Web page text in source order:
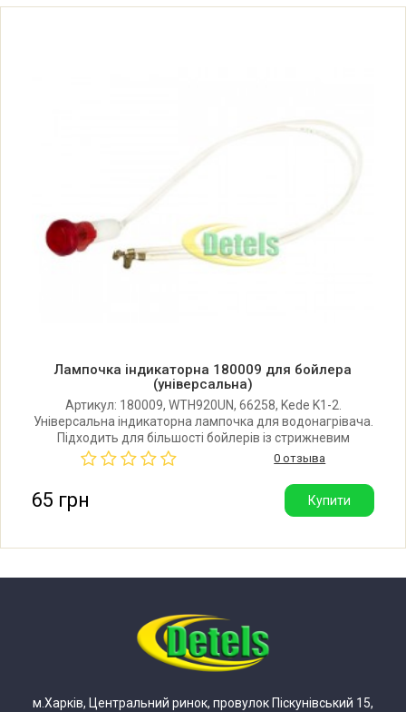
Лампочка індикаторна 180009 для бойлера
(універсальна)
Артикул: 180009, WTH920UN, 66258, Kede K1-2.
Універсальна індикаторна лампочка для водонагрівача.
Підходить для більшості бойлерів із стрижневим
термостатом. Довжина дротів: 250 мм. Діаметр
посадкового капелюшка: 13 мм. З клемами у комплекті.
0 отзыва
65 грн Купити
м.Харків, Центральний ринок, провулок Піскунівський 15,